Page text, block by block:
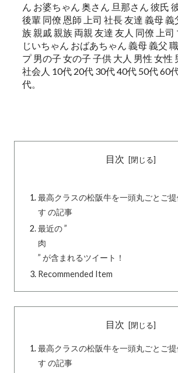
ん お婆ちゃん 奥さん 旦那さん 彼氏
後輩 同僚 恩師 上司 社長 友達 義母 義
族 親戚 親族 両親 友達 友人 同僚 上司
じいちゃん おばあちゃん 義母 義父
プ 男の子 女の子 子供 大人 男性 女性
社会人 10代 20代 30代 40代 50代 60
代。
目次
最高クラスの松阪牛を一頭丸ごとご
す の記事
最近の ”
肉
” が含まれるツイート！
Recommended Item
目次
最高クラスの松阪牛を一頭丸ごとご
す の記事